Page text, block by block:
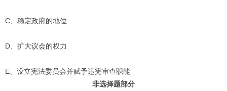
C、稳定政府的地位
D、扩大议会的权力
E、设立宪法委员会并赋予违宪审查职能
非选择题部分